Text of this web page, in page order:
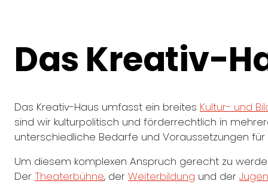
Das Kreativ-
Das Kreativ-Haus umfasst ein breites Kultur- und
sind wir kulturpolitisch und förderrechtlich in
unterschiedliche Bedarfe und Voraussetzungen
Um diesem komplexen Anspruch gerecht zu
Der Theaterbühne, der Weiterbildung und der